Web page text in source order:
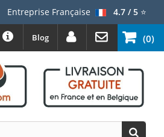
Entreprise Française 4.7 / 5⭐
(0)
Blog